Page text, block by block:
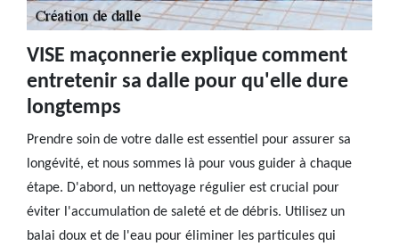
VISE maçonnerie explique comment
entretenir sa dalle pour qu'elle dure
longtemps
Prendre soin de votre dalle est essentiel pour assurer sa
longévité, et nous sommes là pour vous guider à chaque
étape. D'abord, un nettoyage régulier est crucial pour
éviter l'accumulation de saleté et de débris. Utilisez un
balai doux et de l'eau pour éliminer les particules qui